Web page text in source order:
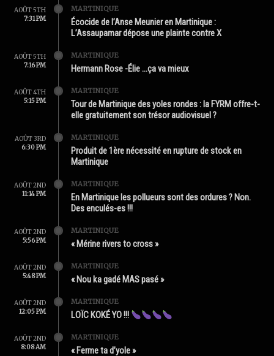
AOÛT 5TH
7:31 PM
MARTINIQUE
Écocide de l’Anse Meunier en Martinique :
L’Assaupamar dépose une plainte contre X
AOÛT 5TH
7:16 PM
MARTINIQUE
Hermann Rose -Élie …ça va mieux
AOÛT 4TH
5:15 PM
MARTINIQUE
Tour de Martinique des yoles rondes : la FYRM offre-t-
elle gratuitement son trésor audiovisuel ?
AOÛT 3RD
6:30 PM
MARTINIQUE
Produit de 1ère nécessité en rupture de stock en
Martinique
AOÛT 2ND
11:14 PM
MARTINIQUE
En Martinique les pollueurs sont des ordures ? Non.
Des enculés-es !!!
AOÛT 2ND
5:56 PM
MARTINIQUE
« Mérine rivers to cross »
AOÛT 2ND
5:48 PM
MARTINIQUE
« Nou ka gadé MAS pasé »
AOÛT 2ND
12:05 PM
MARTINIQUE
LOÏC KOKÉ YO !!!
AOÛT 2ND
8:08 AM
MARTINIQUE
« Ferme ta d’yole »